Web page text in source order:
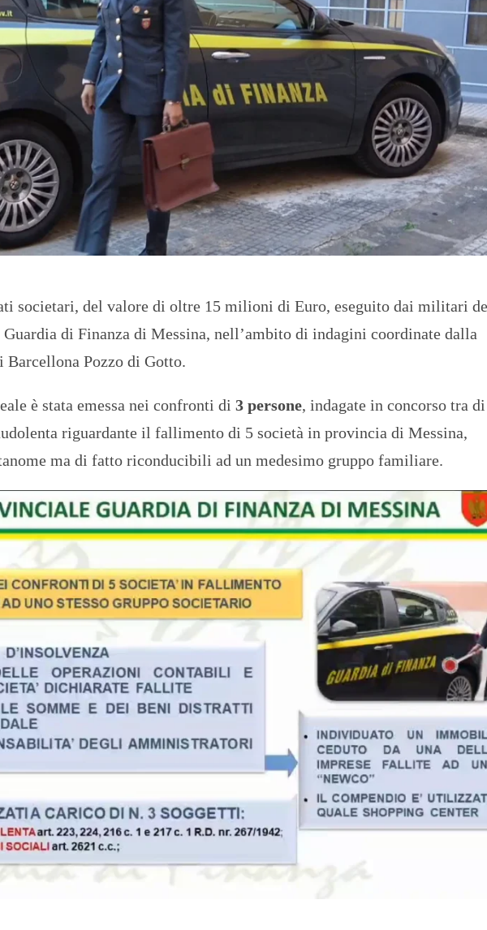
O
T
E
S
I
R
societari, del valore di oltre 15 milioni di Euro, eseguito dai militari
di Finanza di Messina, nell’ambito di indagini coordinate dalla
Barcellona Pozzo di Gotto.
è stata emessa nei confronti di 3 persone, indagate in concorso tra di
riguardante il fallimento di 5 società in provincia di Messina,
ma di fatto riconducibili ad un medesimo gruppo familiare.